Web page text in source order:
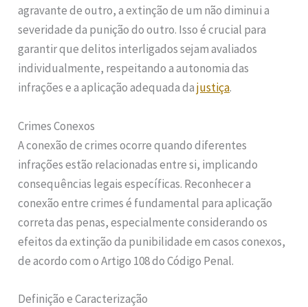
agravante de outro, a extinção de um não diminui a
severidade da punição do outro. Isso é crucial para
garantir que delitos interligados sejam avaliados
individualmente, respeitando a autonomia das
infrações e a aplicação adequada dajustiça.
Crimes Conexos
A conexão de crimes ocorre quando diferentes
infrações estão relacionadas entre si, implicando
consequências legais específicas. Reconhecer a
conexão entre crimes é fundamental para aplicação
correta das penas, especialmente considerando os
efeitos da extinção da punibilidade em casos conexos,
de acordo com o Artigo 108 do Código Penal.
Definição e Caracterização